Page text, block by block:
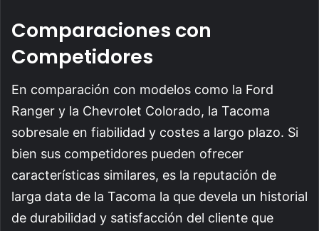
Comparaciones con
Competidores
En comparación con modelos como la Ford
Ranger y la Chevrolet Colorado, la Tacoma
sobresale en fiabilidad y costes a largo plazo. Si
bien sus competidores pueden ofrecer
características similares, es la reputación de
larga data de la Tacoma la que devela un historial
de durabilidad y satisfacción del cliente que